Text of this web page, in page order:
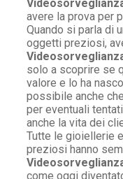
avere la prova per
Quando si parla di
oggetti preziosi,
solo a scoprire se
valore e lo ha
possibile anche
per eventuali
anche la vita dei
Tutte le gioiellerie
preziosi hanno
come oggi